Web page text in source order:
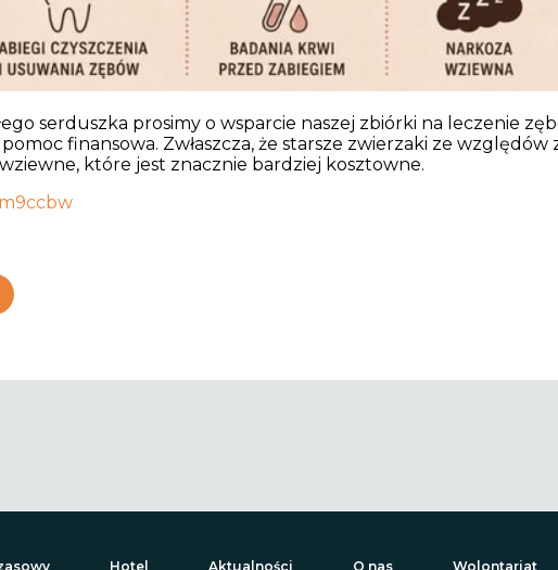
serduszka prosimy o wsparcie naszej zbiórki na leczenie
finansowa. Zwłaszcza, że starsze zwierzaki ze
które jest znacznie bardziej kosztowne.
Hotel Aktualności O nas Wolontariat